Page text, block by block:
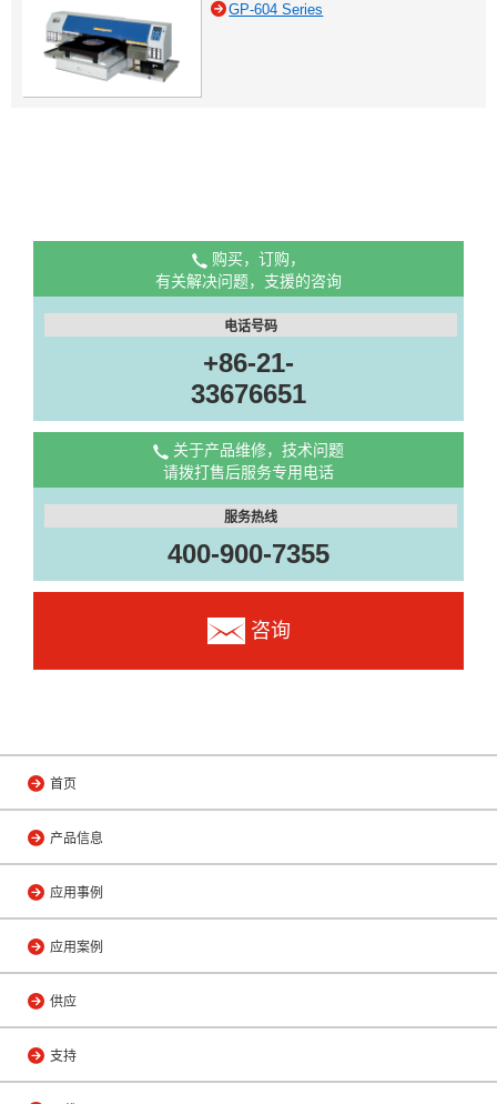
GP-604 Series
购买，订购，
有关解决问题，支援的咨询
电话号码
+86-21-
33676651
关于产品维修，技术问题
请拨打售后服务专用电话
服务热线
400-900-7355
咨询
首页
产品信息
应用事例
应用案例
供应
支持